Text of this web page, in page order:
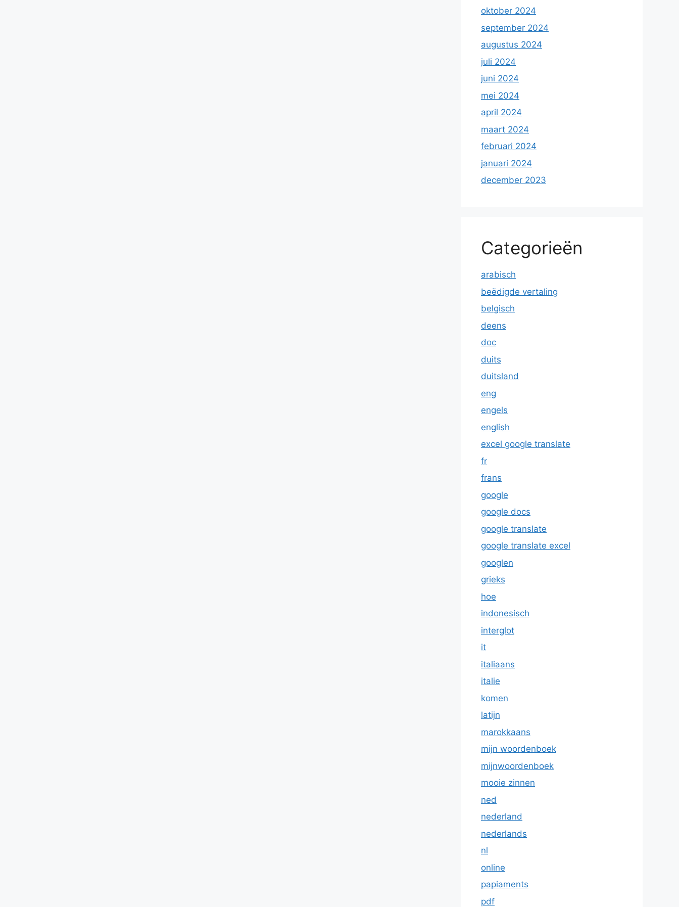
oktober 2024
september 2024
augustus 2024
juli 2024
juni 2024
mei 2024
april 2024
maart 2024
februari 2024
januari 2024
december 2023
Categorieën
arabisch
beëdigde vertaling
belgisch
deens
doc
duits
duitsland
eng
engels
english
excel google translate
fr
frans
google
google docs
google translate
google translate excel
googlen
grieks
hoe
indonesisch
interglot
it
italiaans
italie
komen
latijn
marokkaans
mijn woordenboek
mijnwoordenboek
mooie zinnen
ned
nederland
nederlands
nl
online
papiaments
pdf